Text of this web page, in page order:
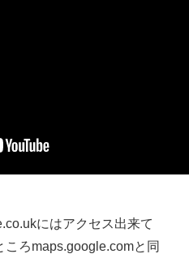
にはアクセス出来て
ろmaps.google.comと同